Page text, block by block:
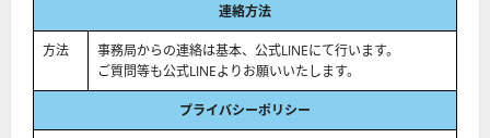
連絡方法
方法
事務局からの連絡は基本、公式LINEにて行います。
ご質問等も公式LINEよりお願いいたします。
プライバシーポリシー